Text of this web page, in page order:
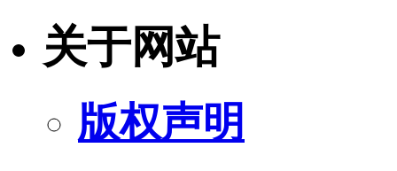
关于网站
版权声明